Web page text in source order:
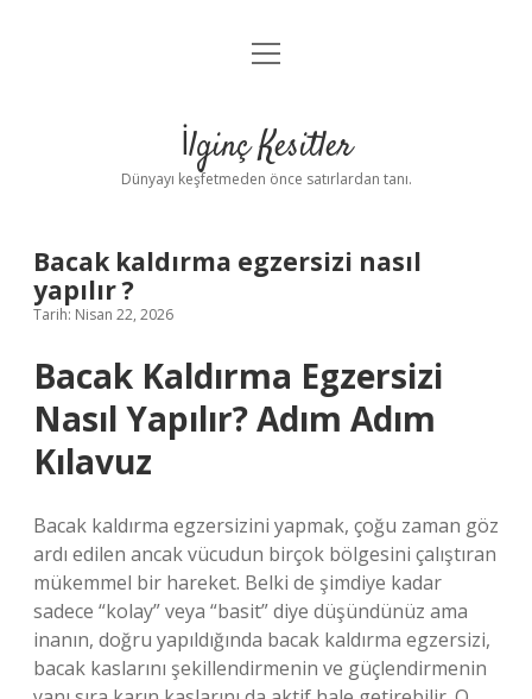
Anasayfa
Yasal Uyarı
menüyü
İlginç Kesitler
Dünyayı keşfetmeden önce satırlardan tanı.
Bacak kaldırma egzersizi nasıl
yapılır ?
Tarih: Nisan 22, 2026
Bacak Kaldırma Egzersizi
Nasıl Yapılır? Adım Adım
Kılavuz
Bacak kaldırma egzersizini yapmak, çoğu zaman göz
ardı edilen ancak vücudun birçok bölgesini çalıştıran
mükemmel bir hareket. Belki de şimdiye kadar
sadece “kolay” veya “basit” diye düşündünüz ama
inanın, doğru yapıldığında bacak kaldırma egzersizi,
bacak kaslarını şekillendirmenin ve güçlendirmenin